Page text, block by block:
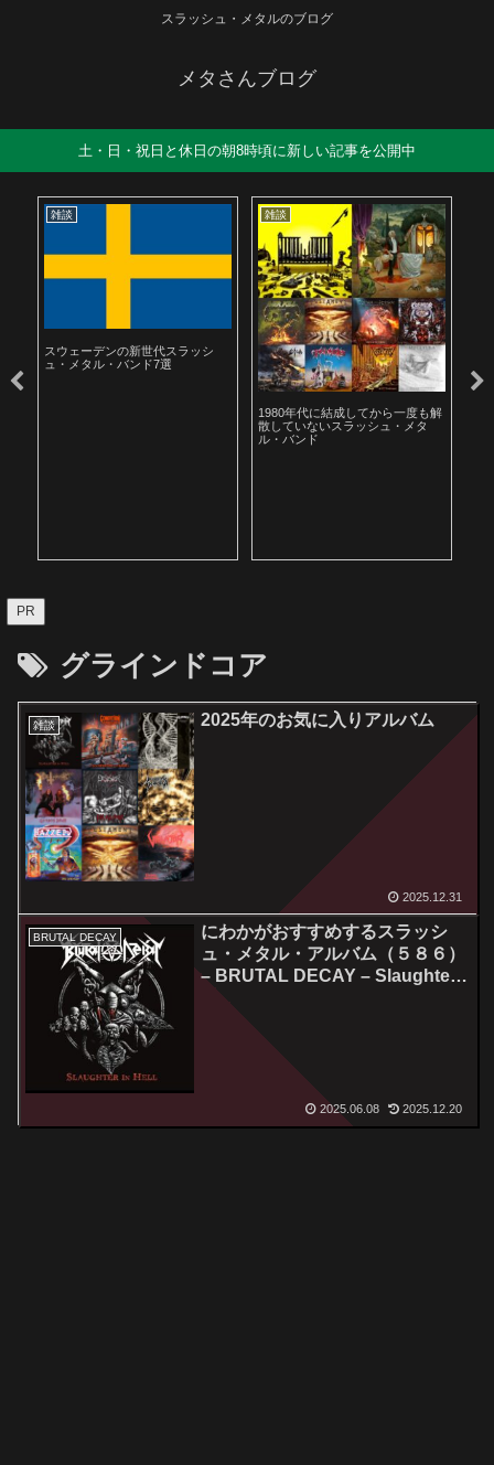
スラッシュ・メタルのブログ
メタさんブログ
土・日・祝日と休日の朝8時頃に新しい記事を公開中
雑談
スウェーデンの新世代スラッシ
ュ・メタル・バンド7選
雑談
1980年代に結成してから一度も解
散していないスラッシュ・メタ
ル・バンド
PR
グラインドコア
雑談 2025年のお気に入りアルバム
2025.12.31
BRUTAL DECAY
にわかがおすすめするスラッシ
ュ・メタル・アルバム（５８６）
– BRUTAL DECAY – Slaughter
In Hell
2025.06.08 2025.12.20